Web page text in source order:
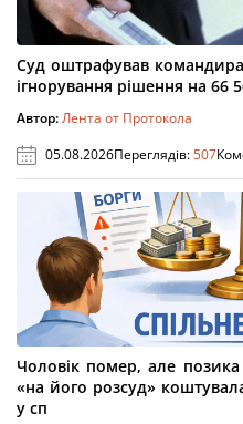
Суд оштрафував командира
ігнорування рішення на 66
Автор:Лента от Протокола
05.08.2026Переглядів:507
Чоловік помер, але
«на його розсуд»
у сп